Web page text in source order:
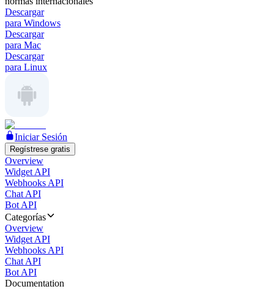
Descargar
para Windows
Descargar
para Mac
Descargar
para Linux
Iniciar Sesión
Regístrese gratis
Overview
Widget API
Webhooks API
Chat API
Bot API
Categorías
Overview
Widget API
Webhooks API
Chat API
Bot API
Documentation